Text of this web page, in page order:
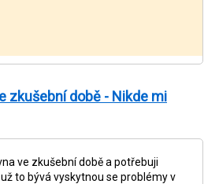
zkušební době - Nikde mi
ve zkušební době a potřebuji
to bývá vyskytnou se problémy v